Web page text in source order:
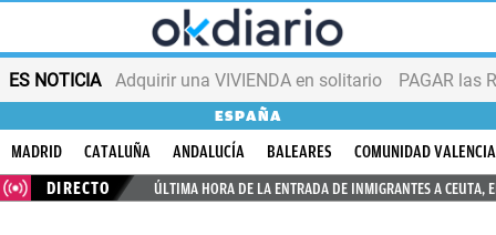
ES NOTICIA Adquirir una VIVIENDA en solitario PAGAR las
ESPAÑA
MADRID CATALUÑA ANDALUCÍA BALEARES
COMUNIDAD
DIRECTO
ÚLTIMA HORA DE LA ENTRADA DE INMIGRANTES A CEUTA,